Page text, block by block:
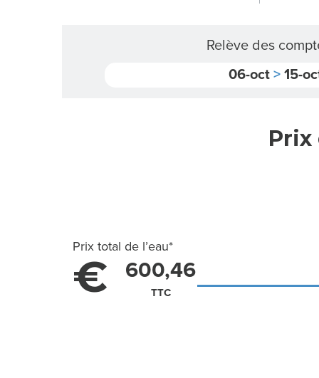
Relève des
06-oct> 15-
Prix
Prix total de l’eau*
€ 600,46
TTC